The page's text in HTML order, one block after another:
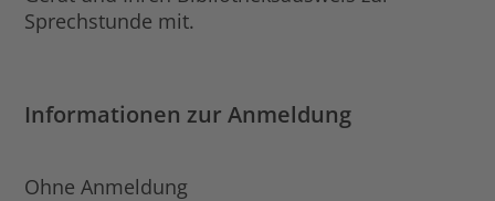
Sprechstunde mit.
Informationen zur Anmeldung
Ohne Anmeldung